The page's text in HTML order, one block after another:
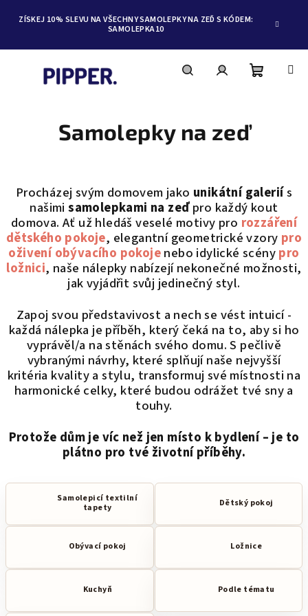
ZÍSKEJ 10% SLEVU NA VŠECHNY SAMOLEPKY NA ZEĎ S KÓDEM:
SAMOLEPKA10
Samolepky na zeď
Procházej svým domovem jako unikátní galeriís
našimisamolepkami na zeďpro každý kout
domova. Ať už hledáš veselé motivy pro rozzáření
dětského pokoje, elegantní geometrické vzory pro
oživení obývacího pokojenebo idylické scénypro
ložnici, naše nálepky nabízejí nekonečné možnosti,
jak vyjádřit svůj jedinečný styl.
Zapoj svou představivost a nech se vést intuicí -
každá nálepka je příběh, který čeká na to, aby si ho
vyprávěl/a na stěnách svého domu. S pečlivě
vybranými návrhy, které splňují naše nejvyšší
kritéria kvality a stylu, transformuj své místnosti na
harmonické celky, které budou odrážet tvé sny a
touhy.
Protože dům je víc než jen místo k bydlení – je to
plátno pro tvé životní příběhy.
Samolepicí textilní
tapety
Dětský pokoj
Obývací pokoj Ložnice
Kuchyň Podle tématu